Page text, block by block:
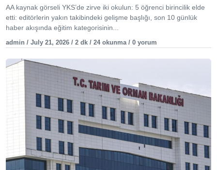
AA kaynak görseli YKS’de zirve iki okulun: 5 öğrenci birincilik elde
etti: editörlerin yakın takibindeki gelişme başlığı, son 10 günlük
haber akışında eğitim kategorisinin...
admin / July 21, 2026 / 2 dk / 24 okunma / 0 yorum